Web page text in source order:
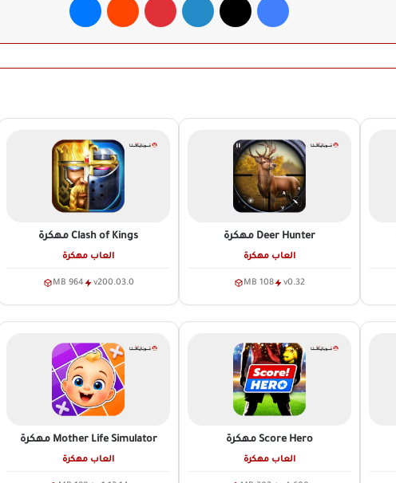
Clash of Kings مهكرة
العاب مهكرة
v200.03.0
964 MB
Deer Hunter مهكرة
العاب مهكرة
v0.32
108 MB
Mother Life Simulator مهكرة
العاب مهكرة
Score Hero مهكرة
العاب مهكرة